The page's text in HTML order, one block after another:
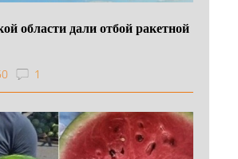
области дали отбой ракетной
1